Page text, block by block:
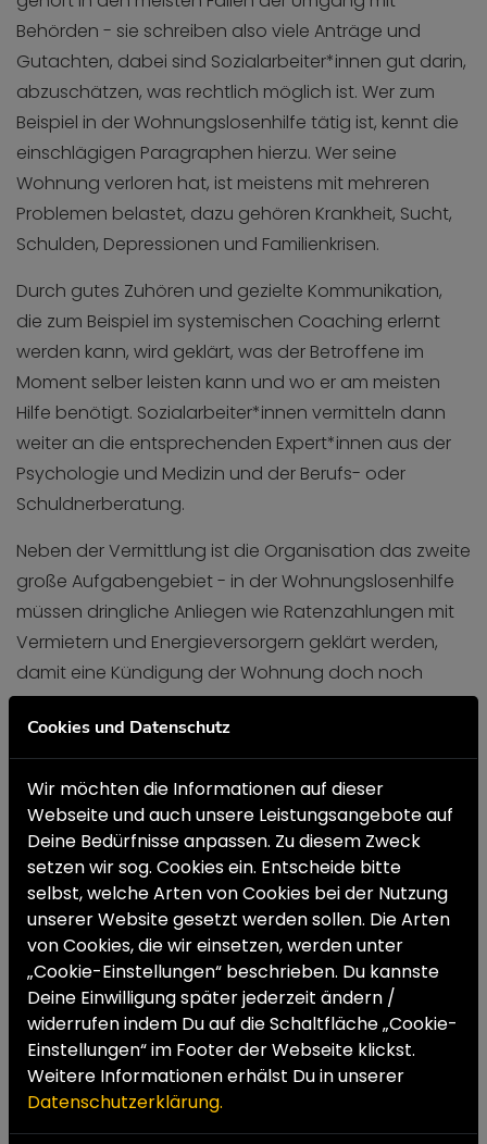
Behörden - sie schreiben also viele Anträge und
Gutachten, dabei sind Sozialarbeiter*innen gut darin,
abzuschätzen, was rechtlich möglich ist. Wer zum
Beispiel in der Wohnungslosenhilfe tätig ist, kennt die
einschlägigen Paragraphen hierzu. Wer seine
Wohnung verloren hat, ist meistens mit mehreren
Problemen belastet, dazu gehören Krankheit, Sucht,
Schulden, Depressionen und Familienkrisen.
Durch gutes Zuhören und gezielte Kommunikation,
die zum Beispiel im systemischen Coaching erlernt
werden kann, wird geklärt, was der Betroffene im
Moment selber leisten kann und wo er am meisten
Hilfe benötigt. Sozialarbeiter*innen vermitteln dann
weiter an die entsprechenden Expert*innen aus der
Psychologie und Medizin und der Berufs- oder
Schuldnerberatung.
Neben der Vermittlung ist die Organisation das zweite
große Aufgabengebiet - in der Wohnungslosenhilfe
müssen dringliche Anliegen wie Ratenzahlungen mit
Vermietern und Energieversorgern geklärt werden,
damit eine Kündigung der Wohnung doch noch
verhindert werden kann und der Strom weiterfließt.
Suche nach Notschlafstellen. Als nächsten Schritt
können Sozialarbeiter*innen die Unterbringung in
einem Wohnheim mitorganisieren und den
Wohnungslosen helfen, eine eigene Wohnung zu
finden. Hierzu werden Gespräche geführt, Unterlagen
organisiert und Anträge gestellt.
Gute Sozialarbeiter*innen haben ein belastbares
Netzwerk an Organisationen und wissen, wo Plätze
frei sind und wer wohin passt.
Diese beispielhafte, sogenannte Bezugsbetreuung
kann also den Umgang mit Schuldenabbau,
Cookies und Datenschutz
Wir möchten die Informationen auf dieser
Webseite und auch unsere Leistungsangebote auf
Deine Bedürfnisse anpassen. Zu diesem Zweck
setzen wir sog. Cookies ein. Entscheide bitte
selbst, welche Arten von Cookies bei der Nutzung
unserer Website gesetzt werden sollen. Die Arten
von Cookies, die wir einsetzen, werden unter
„Cookie-Einstellungen“ beschrieben. Du kannste
Deine Einwilligung später jederzeit ändern /
widerrufen indem Du auf die Schaltfläche „Cookie-
Einstellungen“ im Footer der Webseite klickst.
Weitere Informationen erhälst Du in unserer
Datenschutzerklärung.